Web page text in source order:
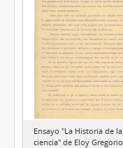
Ensayo "La Historia de la
ciencia" de Eloy Gregorio